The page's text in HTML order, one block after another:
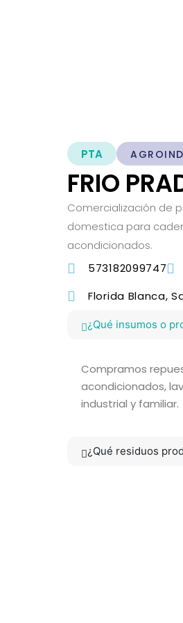
PTA
FRIO
Comercialización de
domestica para
acondicionados.
573182099747
Florida Blanca,
¿Qué insumos o
Compramos
acondicionados,
industrial y familiar.
¿Qué residuos